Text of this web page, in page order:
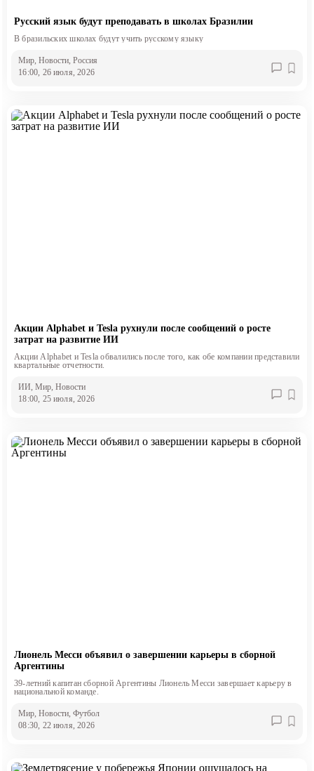
Русский язык будут преподавать в школах Бразилии
В бразильских школах будут учить русскому языку
Мир, Новости, Россия
16:00, 26 июля, 2026
Акции Alphabet и Tesla рухнули после сообщений о росте
затрат на развитие ИИ
Акции Alphabet и Tesla обвалились после того, как обе компании представили
квартальные отчетности.
ИИ, Мир, Новости
18:00, 25 июля, 2026
Лионель Месси объявил о завершении карьеры в сборной
Аргентины
39-летний капитан сборной Аргентины Лионель Месси завершает карьеру в
национальной команде.
Мир, Новости, Футбол
08:30, 22 июля, 2026